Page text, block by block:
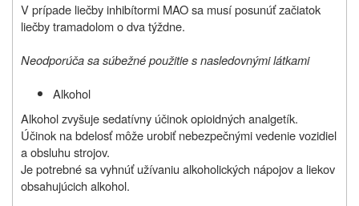
V prípade liečby inhibítormi MAO sa musí posunúť začiatok
liečby tramadolom o dva týždne.
Neodporúča sa súbežné použitie s nasledovnými látkami
Alkohol
Alkohol zvyšuje sedatívny účinok opioidných analgetík.
Účinok na bdelosť môže urobiť nebezpečnými vedenie vozidiel
a obsluhu strojov.
Je potrebné sa vyhnúť užívaniu alkoholických nápojov a liekov
obsahujúcich alkohol.